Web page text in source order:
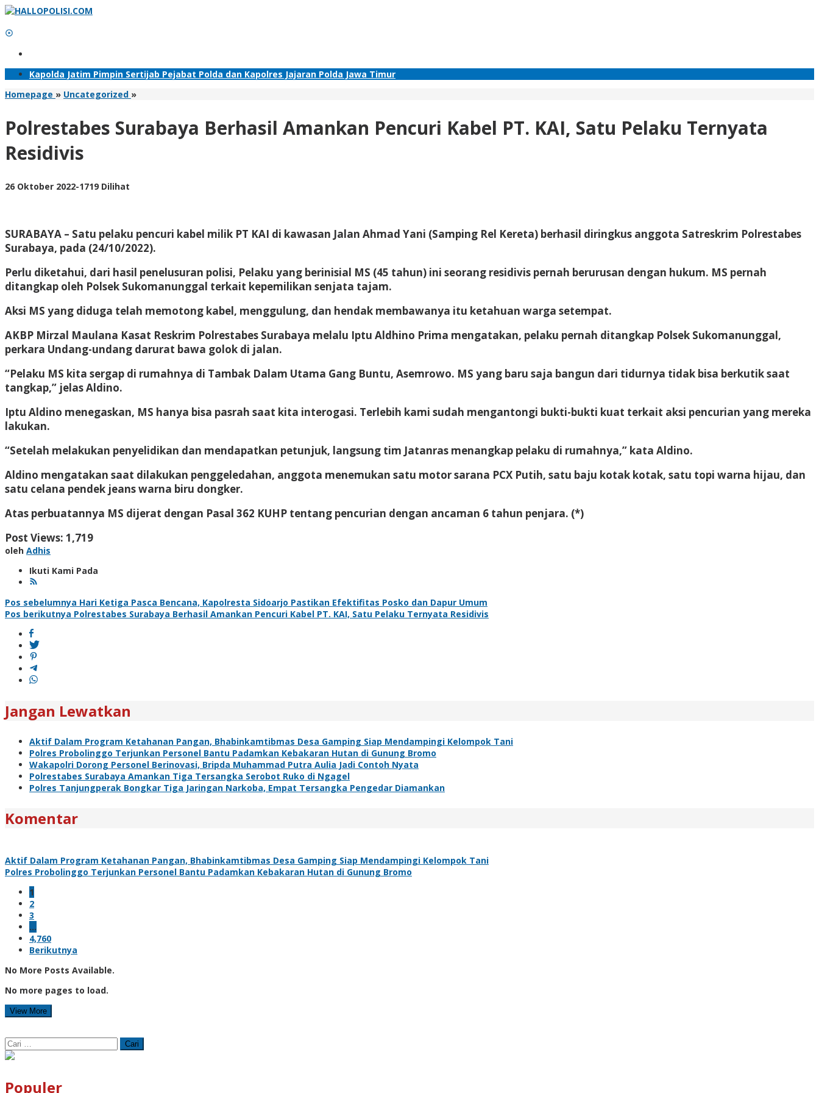
Lewati
konten
Kapolda Jatim Pimpin Sertijab Pejabat Polda dan Kapolres Jajaran Polda Jawa Timur
Homepage » Uncategorized »Polrestabes
Amankan
Polrestabes Surabaya Berhasil Amankan Pencuri Kabel PT. KAI, Satu Pelaku Ternyata
Residivis
26 Oktober 2022oleh
-1719 Dilihat
SURABAYA – Satu pelaku pencuri kabel milik PT KAI di kawasan Jalan Ahmad Yani (Samping Rel Kereta) berhasil diringkus anggota Satreskrim Polrestabes
Surabaya, pada (24/10/2022).
Perlu diketahui, dari hasil penelusuran polisi, Pelaku yang berinisial MS (45 tahun) ini seorang residivis pernah berurusan dengan hukum. MS pernah
ditangkap oleh Polsek Sukomanunggal terkait kepemilikan senjata tajam.
Aksi MS yang diduga telah memotong kabel, menggulung, dan hendak membawanya itu ketahuan warga setempat.
AKBP Mirzal Maulana Kasat Reskrim Polrestabes Surabaya melalu Iptu Aldhino Prima mengatakan, pelaku pernah ditangkap Polsek Sukomanunggal,
perkara Undang-undang darurat bawa golok di jalan.
“Pelaku MS kita sergap di rumahnya di Tambak Dalam Utama Gang Buntu, Asemrowo. MS yang baru saja bangun dari tidurnya tidak bisa berkutik saat
tangkap,” jelas Aldino.
Iptu Aldino menegaskan, MS hanya bisa pasrah saat kita interogasi. Terlebih kami sudah mengantongi bukti-bukti kuat terkait aksi pencurian yang mereka
lakukan.
“Setelah melakukan penyelidikan dan mendapatkan petunjuk, langsung tim Jatanras menangkap pelaku di rumahnya,” kata Aldino.
Aldino mengatakan saat dilakukan penggeledahan, anggota menemukan satu motor sarana PCX Putih, satu baju kotak kotak, satu topi warna hijau, dan
satu celana pendek jeans warna biru dongker.
Atas perbuatannya MS dijerat dengan Pasal 362 KUHP tentang pencurian dengan ancaman 6 tahun penjara. (*)
Post Views: 1,719
oleh Adhis
Ikuti Kami Pada
Navigasi
pos
Pos sebelumnya Hari Ketiga Pasca Bencana, Kapolresta Sidoarjo Pastikan Efektifitas Posko dan Dapur Umum
Pos berikutnya Polrestabes Surabaya Berhasil Amankan Pencuri Kabel PT. KAI, Satu Pelaku Ternyata Residivis
Jangan Lewatkan
Aktif Dalam Program Ketahanan Pangan, Bhabinkamtibmas Desa Gamping Siap Mendampingi Kelompok Tani
Polres Probolinggo Terjunkan Personel Bantu Padamkan Kebakaran Hutan di Gunung Bromo
Wakapolri Dorong Personel Berinovasi, Bripda Muhammad Putra Aulia Jadi Contoh Nyata
Polrestabes Surabaya Amankan Tiga Tersangka Serobot Ruko di Ngagel
Polres Tanjungperak Bongkar Tiga Jaringan Narkoba, Empat Tersangka Pengedar Diamankan
Komentar
Aktif Dalam Program Ketahanan Pangan, Bhabinkamtibmas Desa Gamping Siap Mendampingi Kelompok Tani
Polres Probolinggo Terjunkan Personel Bantu Padamkan Kebakaran Hutan di Gunung Bromo
1
2
3
…
4,760
Berikutnya
No More Posts Available.
No more pages to load.
View More
Cari
untuk:
Populer